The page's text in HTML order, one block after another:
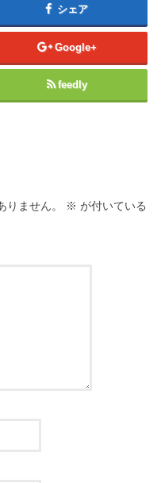
シェア
Google+
feedly
りません。 ※ が付いている